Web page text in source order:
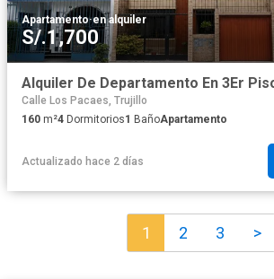
Apartamento·en alquiler
S/.1,700
Calle Los Pacaes, Trujillo
160 m²4 Dormitorios1 BañoApartamento
Actualizado hace 2 días
1 2 3 >